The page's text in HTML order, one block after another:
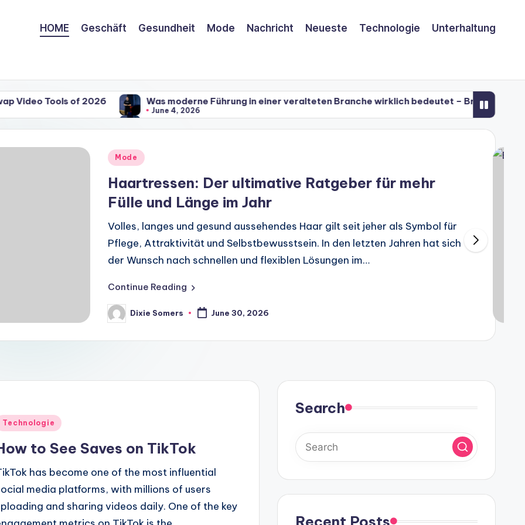
HOME Geschäft Gesundheit Mode Nachricht Neueste Technologie Unterhaltung
of 2026 Was moderne Führung in einer veralteten Branche wirklich bedeutet – Bradley Mundt bei PLAN-
June 4, 2026
of 2026 Was moderne Führung in einer veralteten Branche wirklich bedeutet – Bradley Mundt bei PLAN-
June 4, 2026
Posted
Mode
Haartressen: Der ultimative Ratgeber für mehr
Fülle und Länge im Jahr
Volles, langes und gesund aussehendes Haar gilt seit jeher als Symbol für
Pflege, Attraktivität und Selbstbewusstsein. In den letzten Jahren hat sich
der Wunsch nach schnellen und flexiblen Lösungen im…
Continue Reading
Posted
by
Dixie Somers June 30, 2026
Technologie
to See Saves on TikTok
has become one of the most influential
media platforms, with millions of users
and sharing videos daily. One of the key
Search
Recent Posts